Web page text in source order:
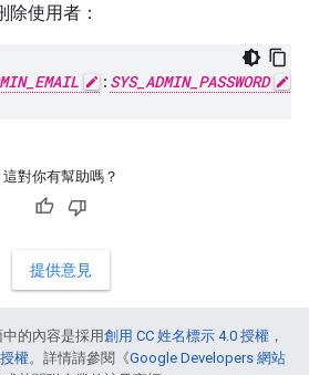
除使用者：
: SYS_ADMIN_PASSWORD -
這對你有幫助嗎？
提供意見
的內容是採用創用 CC 姓名標示 4.0 授權 ，
權。詳情請參閱《Google Developers 網站